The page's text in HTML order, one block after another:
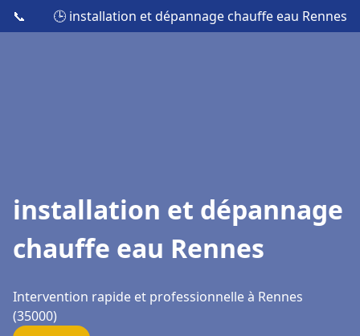
📞 🕒 installation et dépannage chauffe eau Rennes
installation et dépannage
chauffe eau Rennes
Intervention rapide et professionnelle à Rennes
(35000)